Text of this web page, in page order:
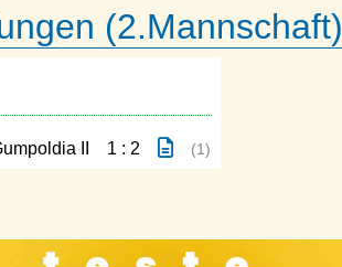
(2.Mannschaft)
II 1 : 2 (1)